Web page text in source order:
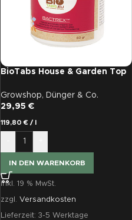
BioTabs House & Garden Top
Growshop, Dünger & Co.
29,95 €
119,80€ /
IN DEN WARENKORB
inkl. 19 % MwSt.
zzgl. Versandkosten
Lieferzeit: 3-5 Werktage